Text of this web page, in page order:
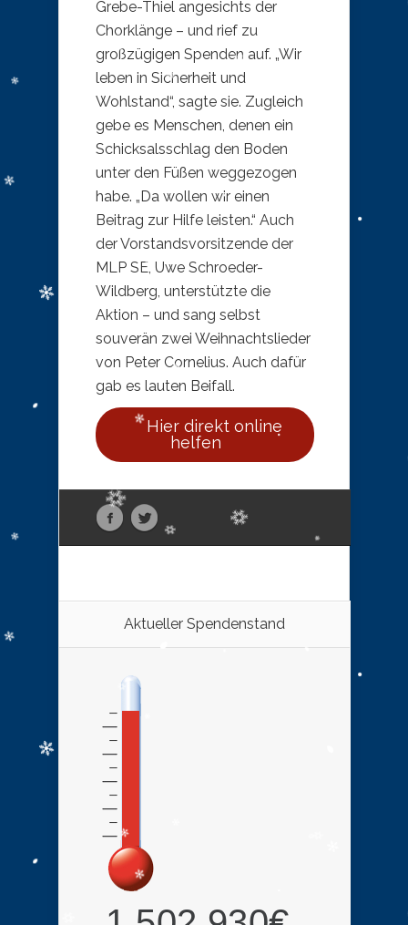
Grebe-Thiel angesichts der
Chorklänge – und rief zu
großzügigen Spenden auf. „Wir
leben in Sicherheit und
Wohlstand“, sagte sie. Zugleich
gebe es Menschen, denen ein
Schicksalsschlag den Boden
unter den Füßen weggezogen
habe. „Da wollen wir einen
Beitrag zur Hilfe leisten.“ Auch
der Vorstandsvorsitzende der
MLP SE, Uwe Schroeder-
Wildberg, unterstützte die
Aktion – und sang selbst
souverän zwei Weihnachtslieder
von Peter Cornelius. Auch dafür
gab es lauten Beifall.
Hier direkt online
helfen
Aktueller Spendenstand